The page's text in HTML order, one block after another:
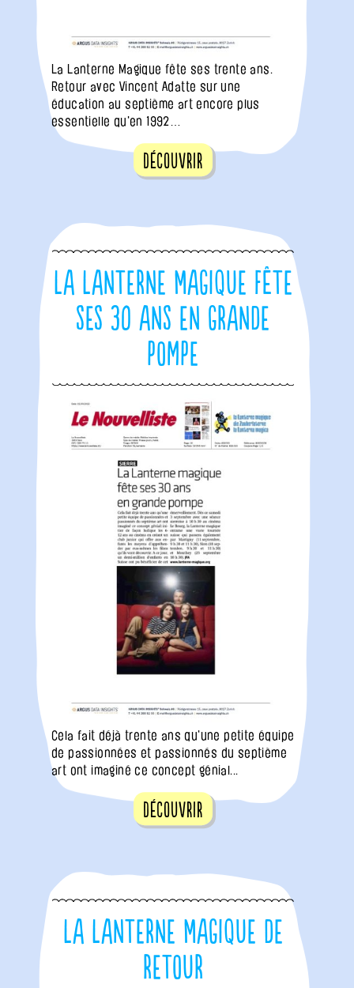
La Lanterne Magique fête ses trente ans.
Retour avec Vincent Adatte sur une
éducation au septième art encore plus
essentielle qu'en 1992…
Découvrir
La Lanterne Magique fête
ses 30 ans en grande
pompe
Cela fait déjà trente ans qu'une petite équipe
de passionnées et passionnés du septième
art ont imaginé ce concept génial...
Découvrir
La Lanterne Magique de
retour